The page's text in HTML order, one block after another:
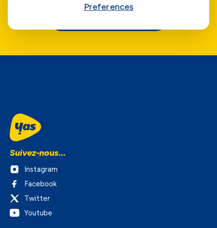
Suivez-nous...
Instagram
Facebook
Twitter
Youtube
Preferences